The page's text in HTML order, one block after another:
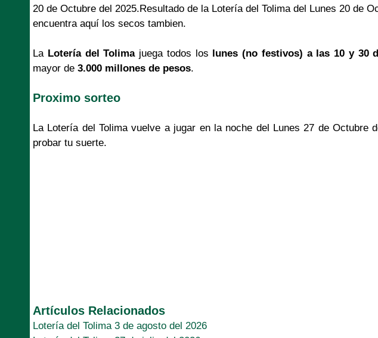
20 de Octubre del 2025.Resultado de la Lotería del Tolima del Lunes 20 de
encuentra aquí los secos tambien.
La Lotería del Tolimajuega todos los lunes (no festivos) a las 10 y 30
mayor de 3.000 millones de pesos.
Proximo sorteo
La Lotería del Tolima vuelve a jugar en la noche del Lunes 27 de Octubre
probar tu suerte.
Artículos Relacionados
Lotería del Tolima 3 de agosto del 2026